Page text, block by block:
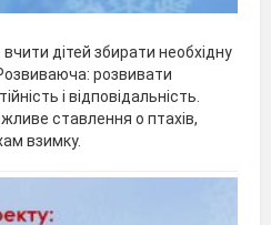
дітей збирати необхідну
розвивати
і відповідальність.
ставлення о птахів,
взимку.